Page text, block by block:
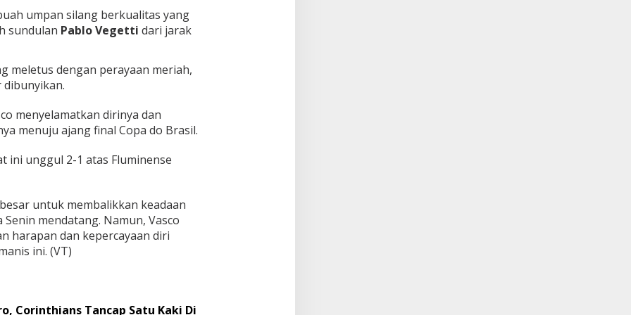
umpan silang berkualitas yang
sundulan Pablo Vegetti dari jarak
meletus dengan perayaan meriah,
menyelamatkan dirinya dan
menuju ajang final Copa do Brasil.
ini unggul 2-1 atas Fluminense
untuk membalikkan keadaan
mendatang. Namun, Vasco
harapan dan kepercayaan diri
ini. (VT)
Corinthians Tancap Satu Kaki Di